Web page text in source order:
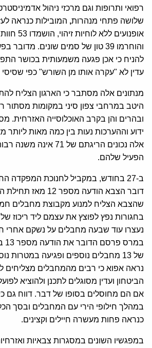
רפואי ותרופות וגם מרכזי ניהול
שלושה פתחי מנהרות,
אופנועים
והוחרמו 39 טון של סמים שונים.
להניח כי אכן פגעה משמעותית בכושר
עדין לא "עקרה אותו מן השורש" כפי
מנתונים אלה מסתבר כי הארגון הצליח
היטב במרחבי צפון סיני במקומות מסתור
ובהרים והן בקרב האוכלוסייה האזרחית.
ידוע וההערכות נעות בין כמה מאות ליותר
אלה נכונים הריגתם של
הפעיל שלהם.
ב-27 בחודש, במקביל לחנוכת המפקדה
דובר הצבא הודעה
שהצבא הצליח למנוע מקבוצת מחבלים
בחגורות נפץ לפוצץ את עצמם ליד ריכוז של
נעצרו עוד שבעה מחבלים על נשקם אחרי
של 13 מחבלים נוספים ופגיעה במטרות
נראה אפוא כי רבים מהמחבלים מצליחים
הביטחון ועדין מסוגלים לתכנן ולהוציא
אם הם מחוסלים בסופו של דבר. דווח גם כי
במהלך חילופי הירי עם המחבלים ובסך
כנראה פחות מעשרה חיילים וקצינים.
במפגשיו השונים במסגרות צבאיות